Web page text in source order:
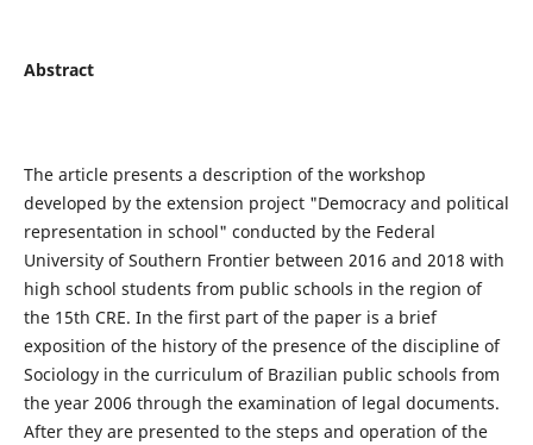
Abstract
The article presents a description of the workshop
developed by the extension project "Democracy and political
representation in school" conducted by the Federal
University of Southern Frontier between 2016 and 2018 with
high school students from public schools in the region of
the 15th CRE. In the first part of the paper is a brief
exposition of the history of the presence of the discipline of
Sociology in the curriculum of Brazilian public schools from
the year 2006 through the examination of legal documents.
After they are presented to the steps and operation of the